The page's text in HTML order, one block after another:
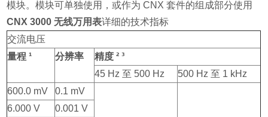
模块。模块可单独使用，或作为 CNX 套件的组成部分使用
CNX 3000 无线万用表详细的技术指标
交流电压
量程 ¹
分辨率
精度 ² ³
45 Hz 至 500 Hz
500 Hz 至 1 kHz
600.0 mV
0.1 mV
6.000 V
0.001 V